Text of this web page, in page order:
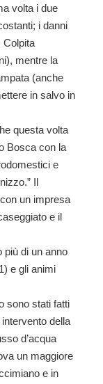
volta i due
i danni
Colpita
mentre la
(anche
in salvo in
questa volta
Bosca con la
e
Il
un impresa
e il
più di un anno
e gli animi
sono stati fatti
della
d’acqua
un maggiore
e in